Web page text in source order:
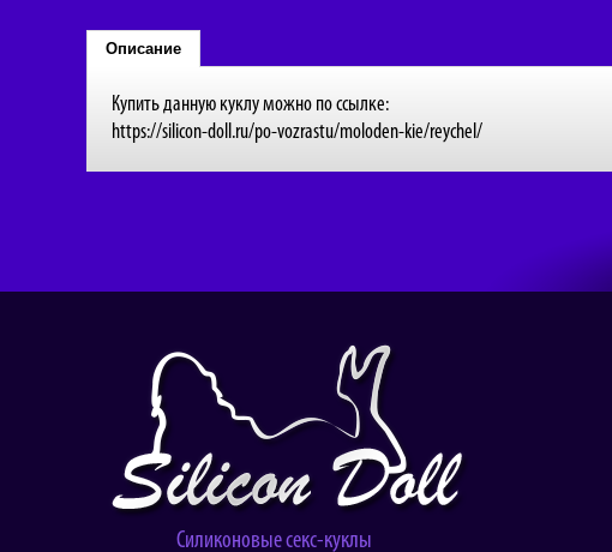
Описание
Купить данную куклу можно по ссылке:
https://silicon-doll.ru/po-vozrastu/moloden-kie/reychel/
Силиконовые секс-куклы